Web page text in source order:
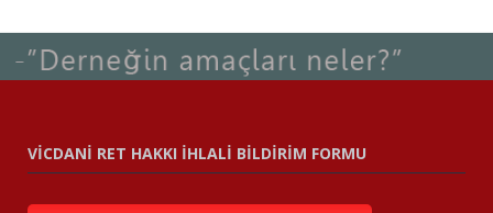
VİCDANİ RET HAKKI İHLALİ BİLDİRİM FORMU